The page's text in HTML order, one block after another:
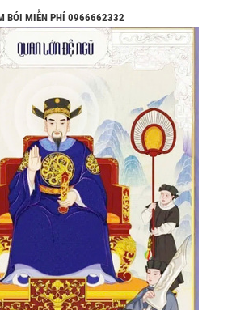
BÓI MIỄN PHÍ 0966662332